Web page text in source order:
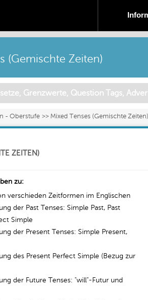
(Gemischte Zeiten)
- Oberstufe Mixed Tenses (Gemischte Zeiten)
ZEITEN)
zu:
verschieden Zeitformen im Englischen
der Past Tenses: Simple Past, Past
Simple
der Present Tenses: Simple Present,
des Present Perfect Simple (Bezug zur
der Future Tenses: "will"-Futur und